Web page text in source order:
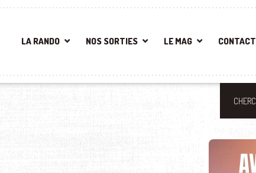
LA RANDO NOS SORTIES LE MAG CONTACT